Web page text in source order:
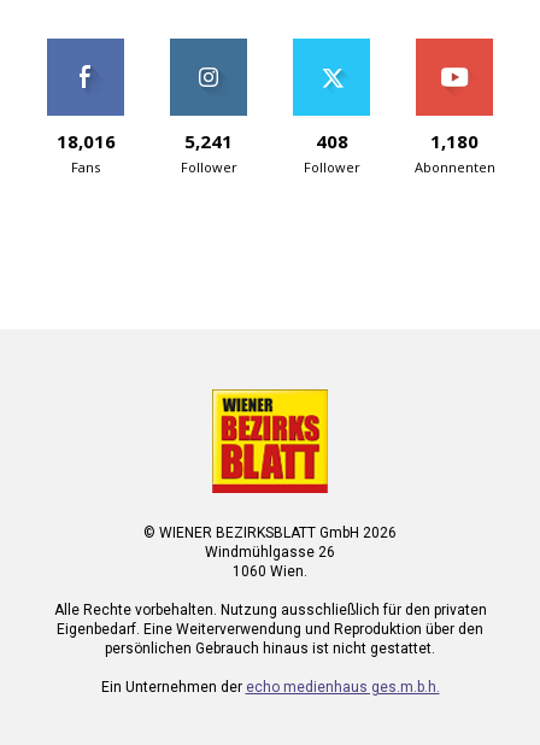
18,016
Fans
5,241
Follower
408
Follower
1,180
Abonnenten
© WIENER BEZIRKSBLATT GmbH 2026
Windmühlgasse 26
1060 Wien.
Alle Rechte vorbehalten. Nutzung ausschließlich für den privaten
Eigenbedarf. Eine Weiterverwendung und Reproduktion über den
persönlichen Gebrauch hinaus ist nicht gestattet.
Ein Unternehmen der echo medienhaus ges.m.b.h.